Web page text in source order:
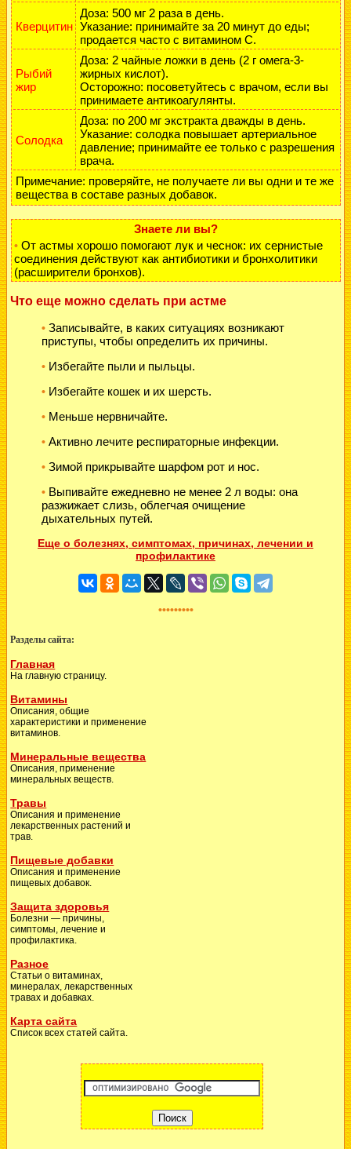
Кверцитин
Доза: 500 мг 2 раза в день.
Указание: принимайте за 20 минут до еды;
продается часто с витамином С.
Рыбий
жир
Доза: 2 чайные ложки в день (2 г омега-3-
жирных кислот).
Осторожно: посоветуйтесь с врачом, если вы
принимаете антикоагулянты.
Солодка
Доза: по 200 мг экстракта дважды в день.
Указание: солодка повышает артериальное
давление; принимайте ее только с разрешения
врача.
Примечание: проверяйте, не получаете ли вы одни и те же
вещества в составе разных добавок.
Знаете ли вы?
•От астмы хорошо помогают лук и чеснок: их сернистые
соединения действуют как антибиотики и бронхолитики
(расширители бронхов).
Что еще можно сделать при астме
• Записывайте, в каких ситуациях возникают
приступы, чтобы определить их причины.
• Избегайте пыли и пыльцы.
• Избегайте кошек и их шерсть.
• Меньше нервничайте.
• Активно лечите респираторные инфекции.
• Зимой прикрывайте шарфом рот и нос.
• Выпивайте ежедневно не менее 2 л воды: она
разжижает слизь, облегчая очищение
дыхательных путей.
Еще о болезнях, симптомах, причинах, лечении и
профилактике
•••••••••
Разделы сайта:
Главная
На главную страницу.
Витамины
Описания, общие
характеристики и применение
витаминов.
Минеральные вещества
Описания, применение
минеральных веществ.
Травы
Описания и применение
лекарственных растений и
трав.
Пищевые добавки
Описания и применение
пищевых добавок.
Защита здоровья
Болезни — причины,
симптомы, лечение и
профилактика.
Разное
Статьи о витаминах,
минералах, лекарственных
травах и добавках.
Карта сайта
Список всех статей сайта.